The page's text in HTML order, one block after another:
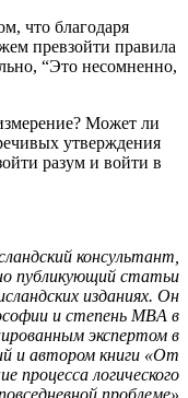
что благодаря
превзойти правила
“Это несомненно,
Может ли
утверждения
разум и войти в
консультант,
публикующий статьи
изданиях. Он
и степень MBA в
экспертом в
и автором книги «От
процесса логического
проблеме»